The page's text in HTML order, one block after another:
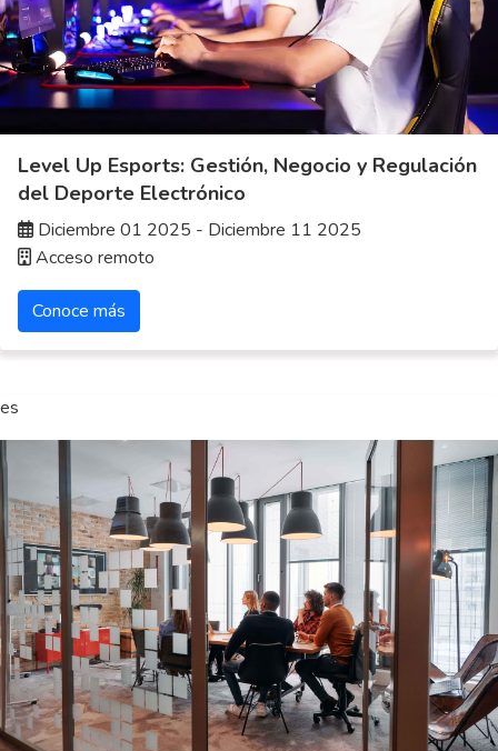
Level Up Esports: Gestión, Negocio y Regulación
del Deporte Electrónico
Diciembre 01 2025 - Diciembre 11 2025
Acceso remoto
Conoce más
es